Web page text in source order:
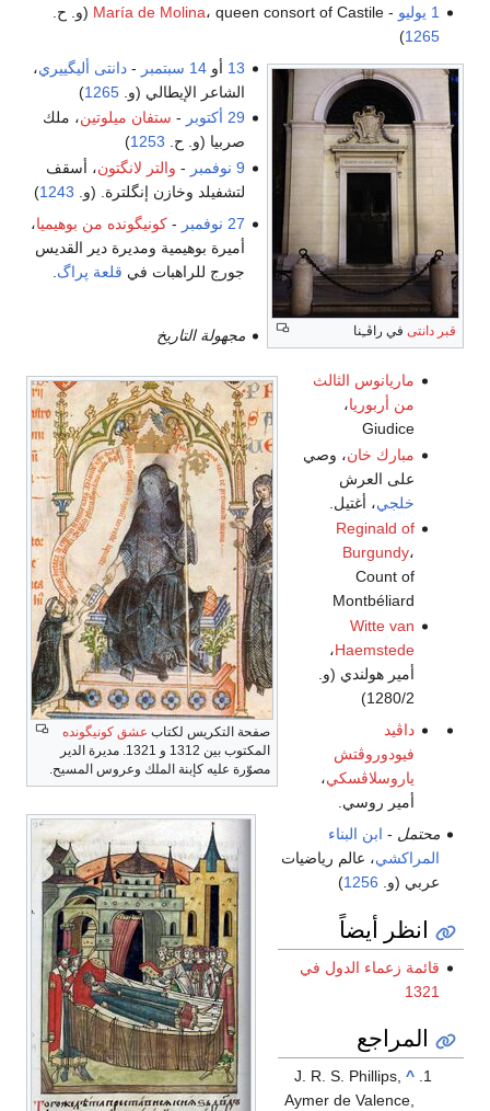
1 يوليو
-
María de Molina، queen consort of Castile (و. ح.
1265
)
قبر دانتى في راڤـِنا
13 أو 14 سبتمبر - دانتى أليگييري،
الشاعر الإيطالي (و. 1265
)
29 أكتوبر
- ستفان ميلوتين، ملك
صربيا (و. ح. 1253
)
9 نوفمبر
- والتر لانگتون، أسقف
لتشفيلد وخازن إنگلترة. (و. 1243
)
صفحة التكريس لكتاب عشق كونيگونده
المكتوب بين 1312 و 1321. مديرة الدير
مصوّرة عليه كإبنة الملك وعروس المسيح.
27 نوفمبر - كونيگونده من بوهيميا،
أميرة بوهيمية ومديرة دير القديس
جورج للراهبات في قلعة پراگ
مجهولة التاريخ
ماريانوس الثالث
من أربوريا،
Giudice
مبارك خان، وصي
على العرش
خلجي، أغتيل.
Reginald of
Burgundy،
Count of
Montbéliard
Witte van
Haemstede،
أمير هولندي (و.
1280/2)
داڤيد
فيودوروڤتش
ياروسلاڤسكي،
أمير روسي.
محتمل - ابن البناء
المراكشي، عالم رياضيات
عربي (و. 1256
)
انظر أيضاً
قائمة زعماء الدول في
1321
المراجع
^
J. R. S. Phillips,
Aymer de Valence,